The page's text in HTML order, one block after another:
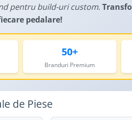
pentru build-uri custom.
pedalare!
50+
Branduri Premium
de Piese